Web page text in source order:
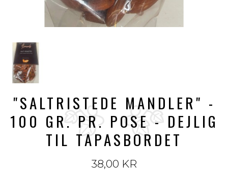
"SALTRISTEDE MANDLER" -
100 GR. PR. POSE - DEJLIG
TIL TAPASBORDET
38,00 KR